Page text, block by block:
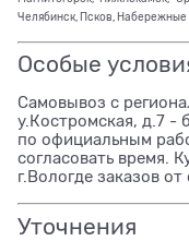
Челябинск, Псков, Набережные
Особые
Самовывоз с
у.Костромская, д.7 -
по официальным
согласовать время.
г.Вологде заказов
Уточнения